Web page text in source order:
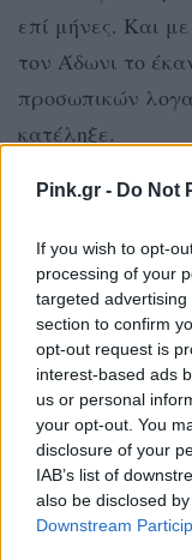
Pink.gr - Do Not
If you wish to opt-
processing of your
targeted
section to confirm
opt-out request is
interest-based ads
us or personal
your opt-out. You
disclosure of your
IAB’s list of
also be disclosed
Downstream
επί μήνες. Και
τον Άδωνι το
προσωπικών
κατέληξε.
[ΠΗΓΗ]